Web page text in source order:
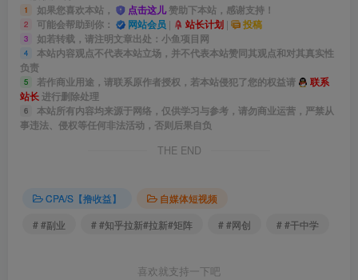
1 如果您喜欢本站， 点击这儿赞助下本站，感谢支持！
2 可能会帮助到你： 网站会员 | 站长计划 | 投稿
3 如若转载，请注明文章出处：小鱼项目网
4
本站内容观点不代表本站立场，并不代表本站赞同其观点和对其真实性
负责
5 若作商业用途，请联系原作者授权，若本站侵犯了您的权益请
联系
站长进行删除处理
6
本站所有内容均来源于网络，仅供学习与参考，请勿商业运营，严禁从
事违法、侵权等任何非法活动，否则后果自负
THE END
CPA/S【撸收益】
自媒体短视频
# #副业
# #知乎拉新#拉新#矩阵 # #网创 # #干中学
喜欢就支持一下吧